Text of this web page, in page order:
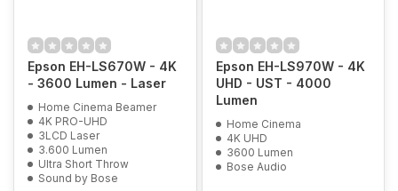
Epson EH-LS670W - 4K
- 3600 Lumen - Laser
Home Cinema Beamer
4K PRO-UHD
3LCD Laser
3.600 Lumen
Ultra Short Throw
Sound by Bose
Epson EH-LS970W - 4K
UHD - UST - 4000
Lumen
Home Cinema
4K UHD
3600 Lumen
Bose Audio